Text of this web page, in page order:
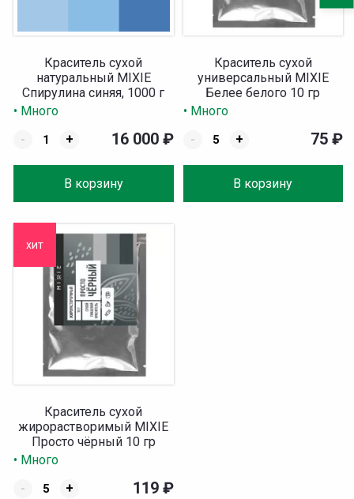
Краситель сухой
натуральный MIXIE
Спирулина синяя, 1000 г
• Много
-
+
В корзину
16 000 ₽
Краситель сухой
универсальный MIXIE
Белее белого 10 гр
• Много
-
+
В корзину
75 ₽
хит
Краситель сухой
жирорастворимый MIXIE
Просто чёрный 10 гр
• Много
-
+ 119 ₽